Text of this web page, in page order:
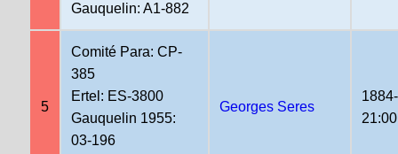
Gauquelin: A1-882
5
Comité Para: CP-
385
Ertel: ES-3800
Gauquelin 1955:
03-196
Georges Seres
21:00